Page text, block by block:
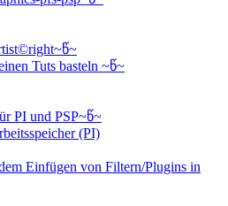
Tuts basteln ~წ~
PI und PSP~წ~
(PI)
Einfügen von Filtern/Plugins in